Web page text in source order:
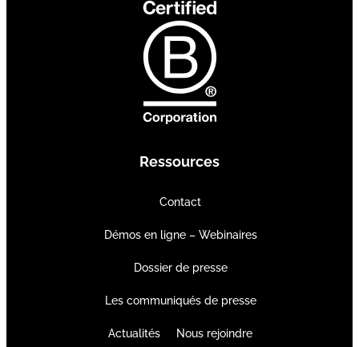
Ressources
Contact
Démos en ligne – Webinaires
Dossier de presse
Les communiqués de presse
Actualités Nous rejoindre